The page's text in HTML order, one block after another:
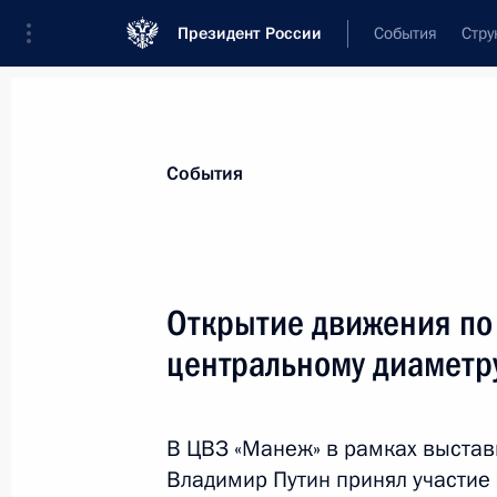
Президент России События
Сити Холле»
25 марта 2024 года, 21:35
События
Открытие движения
центральному
В ЦВЗ «Манеж» в рамках
Владимир Путин принял